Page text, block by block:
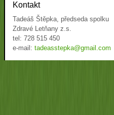
Kontakt
Tadeáš Štěpka, předseda spolku
Zdravé Letňany z.s.
tel: 728 515 450
e-mail: tadeasstepka@gmail.com